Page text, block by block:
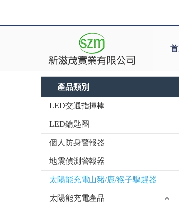
產品類別
LED交通指揮棒
LED鑰匙圈
個人防身警報器
地震偵測警報器
太陽能充電山豬/鹿/猴子驅趕器
太陽能充電產品